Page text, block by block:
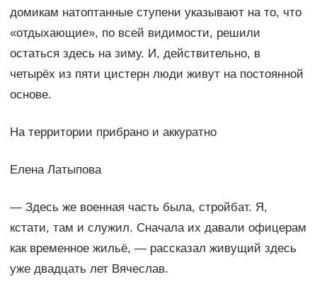
домикам натоптанные ступени указывают на то, что
«отдыхающие», по всей видимости, решили
остаться здесь на зиму. И, действительно, в
четырёх из пяти цистерн люди живут на постоянной
основе.
На территории прибрано и аккуратно
Елена Латыпова
— Здесь же военная часть была, стройбат. Я,
кстати, там и служил. Сначала их давали офицерам
как временное жильё, — рассказал живущий здесь
уже двадцать лет Вячеслав.